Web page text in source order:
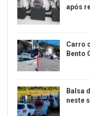
após
Carro
Bento
Balsa
neste